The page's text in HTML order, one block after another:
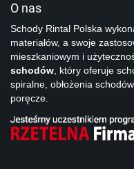
O nas
Schody Rintal Polska
materiałów, a swoje
mieszkaniowym i
schodów, który oferuje
spiralne, obłożenia
poręcze.